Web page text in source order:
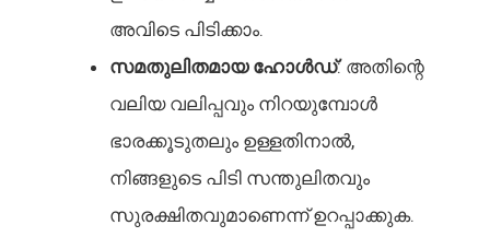
അവിടെ പിടിക്കാം.
സമതുലിതമായ ഹോൾഡ്: അതിന്റെ
വലിയ വലിപ്പവും നിറയുമ്പോൾ
ഭാരക്കൂടുതലും ഉള്ളതിനാൽ,
നിങ്ങളുടെ പിടി സന്തുലിതവും
സുരക്ഷിതവുമാണെന്ന് ഉറപ്പാക്കുക.